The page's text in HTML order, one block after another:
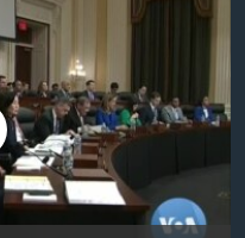
available